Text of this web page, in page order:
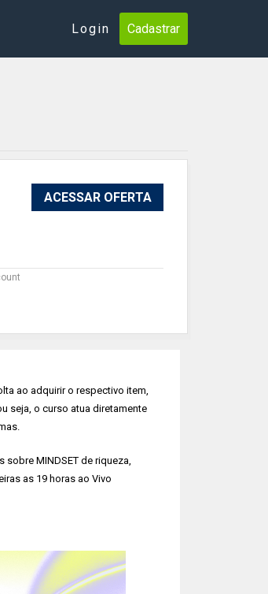
Login Cadastrar
ACESSAR OFERTA
ao adquirir o respectivo item,
seja, o curso atua diretamente
MINDSET de riqueza,
as 19 horas ao Vivo